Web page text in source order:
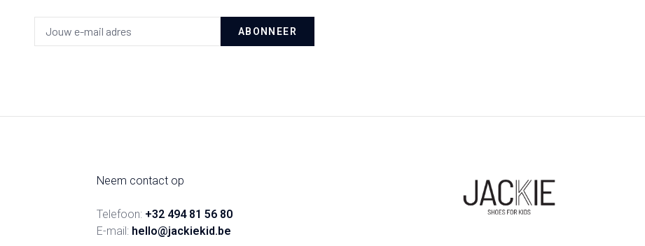
ABONNEER
Neem contact op
Telefoon: +32 494 81 56 80
E-mail: hello@jackiekid.be